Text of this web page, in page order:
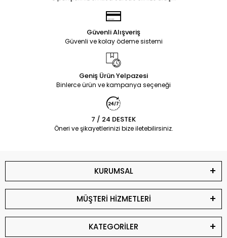
Güvenli Alışveriş
Güvenli ve kolay ödeme sistemi
Geniş Ürün Yelpazesi
Binlerce ürün ve kampanya seçeneği
7 / 24 DESTEK
Öneri ve şikayetlerinizi bize iletebilirsiniz.
KURUMSAL
MÜŞTERİ HİZMETLERİ
KATEGORİLER